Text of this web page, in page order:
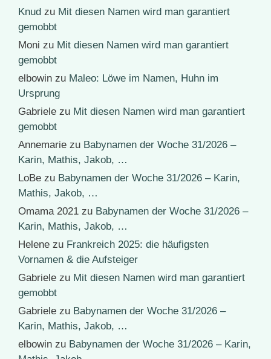
Knud zu Mit diesen Namen wird man garantiert
gemobbt
Moni zu Mit diesen Namen wird man garantiert
gemobbt
elbowin zu Maleo: Löwe im Namen, Huhn im
Ursprung
Gabriele zu Mit diesen Namen wird man garantiert
gemobbt
Annemarie zu Babynamen der Woche 31/2026 –
Karin, Mathis, Jakob, …
LoBe zu Babynamen der Woche 31/2026 – Karin,
Mathis, Jakob, …
Omama 2021 zu Babynamen der Woche 31/2026 –
Karin, Mathis, Jakob, …
Helene zu Frankreich 2025: die häufigsten
Vornamen & die Aufsteiger
Gabriele zu Mit diesen Namen wird man garantiert
gemobbt
Gabriele zu Babynamen der Woche 31/2026 –
Karin, Mathis, Jakob, …
elbowin zu Babynamen der Woche 31/2026 – Karin,